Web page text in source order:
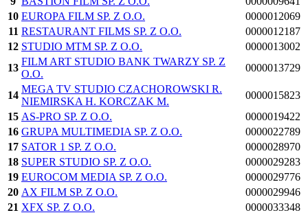
10 EUROPA FILM SP. Z O.O.
0000012069
11 RESTAURANT FILMS SP. Z O.O.
0000012187
12 STUDIO MTM SP. Z O.O.
0000013002
13
FILM ART STUDIO BANK TWARZY SP. Z
O.O.
0000013729
14
MEGA TV STUDIO CZACHOROWSKI R.
NIEMIRSKA H. KORCZAK M.
0000015823
15 AS-PRO SP. Z O.O.
0000019422
16 GRUPA MULTIMEDIA SP. Z O.O.
0000022789
17 SATOR 1 SP. Z O.O.
0000028970
18 SUPER STUDIO SP. Z O.O.
0000029283
19 EUROCOM MEDIA SP. Z O.O.
0000029776
20 AX FILM SP. Z O.O.
0000029946
21 XFX SP. Z O.O. 0000033348